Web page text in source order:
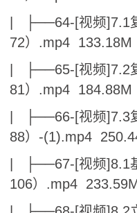
| ├──64-[视频]7.1
72）.mp4 133.18M
| ├──65-[视频]7.2
81）.mp4 184.88M
| ├──66-[视频]7.3
88）-(1).mp4
| ├──67-[视频]8.1
106）.mp4